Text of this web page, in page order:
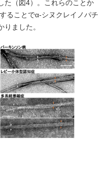
た（図4）。これらのことか
ることでα-シヌクレイノパチ
ました。